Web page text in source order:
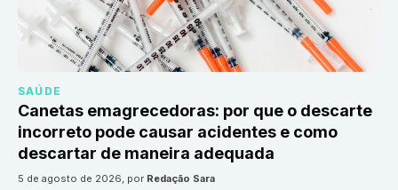
SAÚDE
Canetas emagrecedoras: por que o descarte
incorreto pode causar acidentes e como
descartar de maneira adequada
5 de agosto de 2026, por Redação Sara